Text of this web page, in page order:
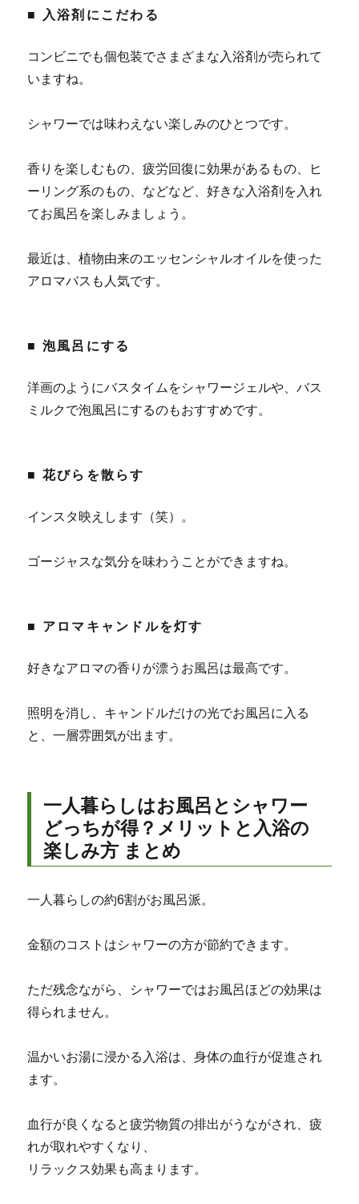
■ 入浴剤にこだわる
コンビニでも個包装でさまざまな入浴剤が売られて
いますね。
シャワーでは味わえない楽しみのひとつです。
香りを楽しむもの、疲労回復に効果があるもの、ヒ
ーリング系のもの、などなど、好きな入浴剤を入れ
てお風呂を楽しみましょう。
最近は、植物由来のエッセンシャルオイルを使った
アロマバスも人気です。
■ 泡風呂にする
洋画のようにバスタイムをシャワージェルや、バス
ミルクで泡風呂にするのもおすすめです。
■ 花びらを散らす
インスタ映えします（笑）。
ゴージャスな気分を味わうことができますね。
■ アロマキャンドルを灯す
好きなアロマの香りが漂うお風呂は最高です。
照明を消し、キャンドルだけの光でお風呂に入る
と、一層雰囲気が出ます。
一人暮らしはお風呂とシャワー
どっちが得？メリットと入浴の
楽しみ方 まとめ
一人暮らしの約6割がお風呂派。
金額のコストはシャワーの方が節約できます。
ただ残念ながら、シャワーではお風呂ほどの効果は
得られません。
温かいお湯に浸かる入浴は、身体の血行が促進され
ます。
血行が良くなると疲労物質の排出がうながされ、疲
れが取れやすくなり、
リラックス効果も高まります。